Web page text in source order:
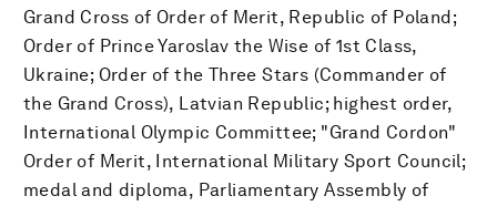
Grand Cross of Order of Merit, Republic of Poland;
Order of Prince Yaroslav the Wise of 1st Class,
Ukraine; Order of the Three Stars (Commander of
the Grand Cross), Latvian Republic; highest order,
International Olympic Committee; "Grand Cordon"
Order of Merit, International Military Sport Council;
medal and diploma, Parliamentary Assembly of